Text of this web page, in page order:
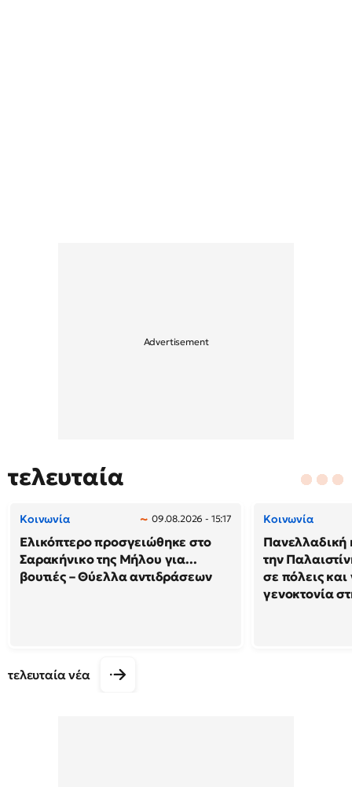
τελευταία
Κοινωνία 09.08.2026 - 15:17
Ελικόπτερο προσγειώθηκε στο
Σαρακήνικο της Μήλου για...
βουτιές – Θύελλα αντιδράσεων
Κοινωνία
Πανελλαδική
την
σε πόλεις και
γενοκτονία
τελευταία νέα